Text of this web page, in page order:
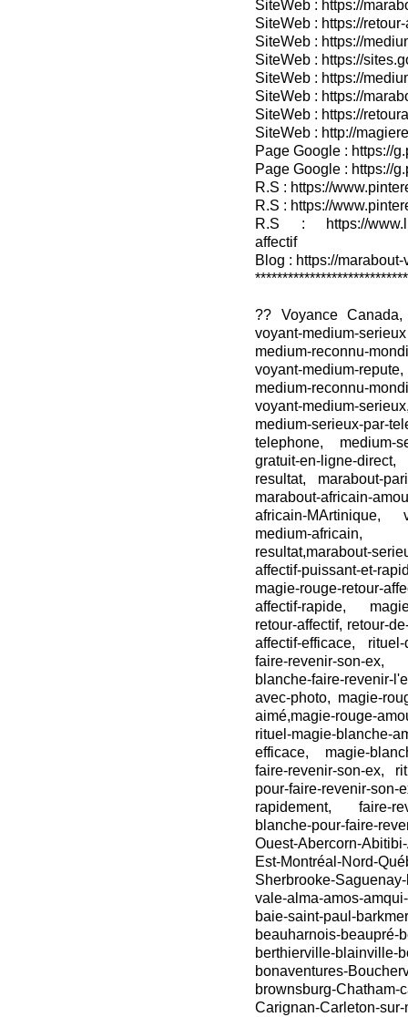
SiteWeb : https://
SiteWeb : https://
SiteWeb : https://
SiteWeb : https://
SiteWeb : https://
SiteWeb : https://
SiteWeb : https://
SiteWeb : http://
Page Google : https://
Page Google : https://
R.S : https://
R.S : https://
R.S : https://
affectif
Blog : https://
?? Voyance
voyant-medium-
medium-reconnu-
voyant-medium-
medium-reconnu-
voyant-medium-
medium-serieux-
telephone, medium-
gratuit-en-ligne-
resultat, marabout-
marabout-africain-
africain-MArtinique,
medium-africain,
resultat,marabout-
affectif-puissant-et-
magie-rouge-retour-
affectif-rapide,
retour-affectif, retour-
affectif-efficace,
faire-revenir-son-ex,
blanche-faire-revenir-
avec-photo, magie-
aimé,magie-rouge-
rituel-magie-blanche-
efficace, magie-
faire-revenir-son-ex,
pour-faire-revenir-
rapidement, faire-
blanche-pour-faire-
Ouest-Abercorn-
Est-Montréal-Nord-
Sherbrooke-
vale-alma-amos-
baie-saint-paul-
beauharnois-beaupré-
berthierville-blainville-
bonaventures-
brownsburg-Chatham-
Carignan-Carleton-